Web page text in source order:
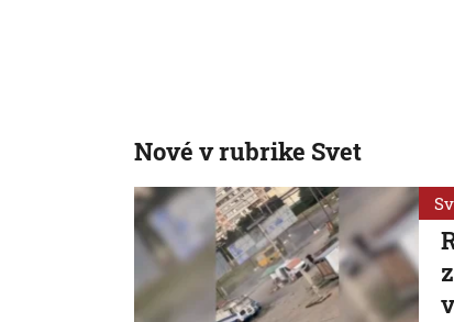
Nové v rubrike Svet